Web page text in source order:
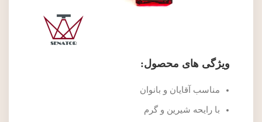
ویژگی های محصول:
مناسب آقایان و بانوان
با رایحه شیرین و گرم